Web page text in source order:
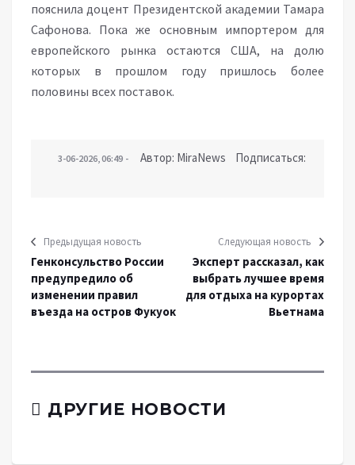
пояснила доцент Президентской академии Тамара
Сафонова. Пока же основным импортером для
европейского рынка остаются США, на долю
которых в прошлом году пришлось более
половины всех поставок.
3-06-2026, 06:49 Автор: MiraNews Подписаться:
Предыдущая новость
Генконсульство России
предупредило об
изменении правил
въезда на остров Фукуок
Следующая новость
Эксперт рассказал, как
выбрать лучшее время
для отдыха на курортах
Вьетнама
ДРУГИЕ НОВОСТИ